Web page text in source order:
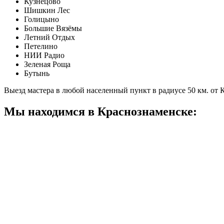
Шишкин Лес
Голицыно
Большие Вязёмы
Летний Отдых
Петелино
НИИ Радио
Зеленая Роща
Бутынь
Выезд мастера в любой населенный пункт в радиусе 50 км. от
Мы находимся в Краснознаменске: